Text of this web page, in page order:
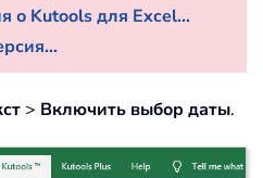
о Kutools для Excel...
> Включить выбор даты.